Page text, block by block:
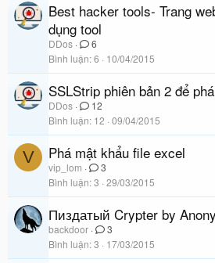
Best hacker tools- Trang
dụng tool
DDos
6
Bình luận 6 10/04/2015
SSLStrip phiên bản 2 để
DDos
12
Bình luận 12 09/04/2015
V Phá mật khẩu file excel
vip_lom
3
Bình luận 3 29/03/2015
Пиздатый Crypter by
backdoor
3
Bình luận 3 17/03/2015